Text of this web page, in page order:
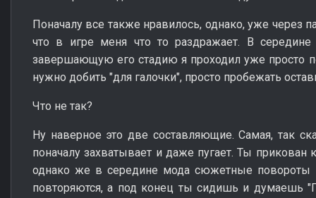
Поначалу все также нравилось, однако, уже через
что в игре меня что то раздражает. В
завершающую его стадию я проходил уже просто
нужно добить "для галочки", просто пробежать
Что не так?
Ну наверное это две составляющие. Самая, так
поначалу захватывает и даже пугает. Ты прикован
однако же в середине мода сюжетные повороты
повторяются, а под конец ты сидишь и думаешь